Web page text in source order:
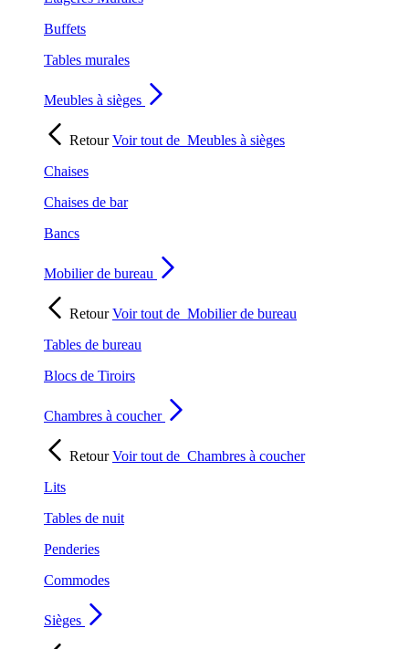
Buffets
Tables murales
Meubles à sièges
RetourVoir tout de Meubles à sièges
Chaises
Chaises de bar
Bancs
Mobilier de bureau
RetourVoir tout de Mobilier de bureau
Tables de bureau
Blocs de Tiroirs
Chambres à coucher
RetourVoir tout de Chambres à coucher
Lits
Tables de nuit
Penderies
Commodes
Sièges